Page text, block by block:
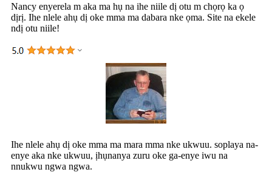
Nancy enyerela m aka ma hụ na ihe niile dị otu m chọrọ ka ọ
dịrị. Ihe nlele ahụ dị oke mma ma dabara nke ọma. Site na ekele
ndị otu niile!
Ihe nlele ahụ dị oke mma ma mara mma nke ukwuu. soplaya na-
enye aka nke ukwuu, ịhụnanya zuru oke ga-enye iwu na
nnukwu ngwa ngwa.